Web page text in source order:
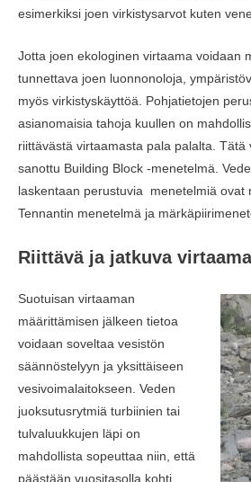
esimerkiksi joen virkistysarvot kuten
Jotta joen ekologinen virtaama voidaan
tunnettava joen luonnonoloja,
myös virkistyskäyttöä. Pohjatietojen
asianomaisia tahoja kuullen on
riittävästä virtaamasta pala palalta. Tätä
sanottu Building Block -menetelmä.
laskentaan perustuvia menetelmiä ovat
Tennantin menetelmä ja
Riittävä ja jatkuva
Suotuisan virtaaman
määrittämisen jälkeen tietoa
voidaan soveltaa vesistön
säännöstelyyn ja yksittäiseen
vesivoimalaitokseen. Veden
juoksutusrytmiä turbiinien tai
tulvaluukkujen läpi on
mahdollista sopeuttaa niin, että
päästään vuositasolla kohti